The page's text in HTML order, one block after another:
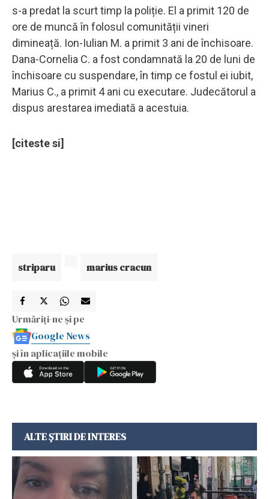
s-a predat la scurt timp la poliție. El a primit 120 de
ore de muncă în folosul comunității vineri
dimineață. Ion-Iulian M. a primit 3 ani de închisoare.
Dana-Cornelia C. a fost condamnată la 20 de luni de
închisoare cu suspendare, în timp ce fostul ei iubit,
Marius C., a primit 4 ani cu executare. Judecătorul a
dispus arestarea imediată a acestuia.
[citeste si]
striparu marius cracun
Urmăriți-ne și pe
Google News
și în aplicațiile mobile
ALTE ȘTIRI DE INTERES